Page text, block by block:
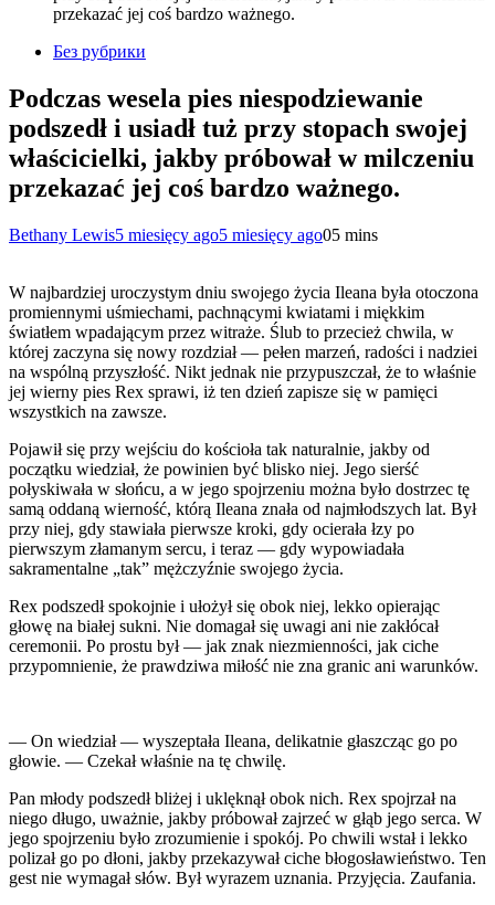
przekazać jej coś bardzo ważnego.
Без рубрики
Podczas wesela pies niespodziewanie
podszedł i usiadł tuż przy stopach swojej
właścicielki, jakby próbował w milczeniu
przekazać jej coś bardzo ważnego.
Bethany Lewis5 miesięcy ago5 miesięcy ago05 mins
W najbardziej uroczystym dniu swojego życia Ileana była otoczona
promiennymi uśmiechami, pachnącymi kwiatami i miękkim
światłem wpadającym przez witraże. Ślub to przecież chwila, w
której zaczyna się nowy rozdział — pełen marzeń, radości i nadziei
na wspólną przyszłość. Nikt jednak nie przypuszczał, że to właśnie
jej wierny pies Rex sprawi, iż ten dzień zapisze się w pamięci
wszystkich na zawsze.
Pojawił się przy wejściu do kościoła tak naturalnie, jakby od
początku wiedział, że powinien być blisko niej. Jego sierść
połyskiwała w słońcu, a w jego spojrzeniu można było dostrzec tę
samą oddaną wierność, którą Ileana znała od najmłodszych lat. Był
przy niej, gdy stawiała pierwsze kroki, gdy ocierała łzy po
pierwszym złamanym sercu, i teraz — gdy wypowiadała
sakramentalne „tak” mężczyźnie swojego życia.
Rex podszedł spokojnie i ułożył się obok niej, lekko opierając
głowę na białej sukni. Nie domagał się uwagi ani nie zakłócał
ceremonii. Po prostu był — jak znak niezmienności, jak ciche
przypomnienie, że prawdziwa miłość nie zna granic ani warunków.
— On wiedział — wyszeptała Ileana, delikatnie głaszcząc go po
głowie. — Czekał właśnie na tę chwilę.
Pan młody podszedł bliżej i uklęknął obok nich. Rex spojrzał na
niego długo, uważnie, jakby próbował zajrzeć w głąb jego serca. W
jego spojrzeniu było zrozumienie i spokój. Po chwili wstał i lekko
polizał go po dłoni, jakby przekazywał ciche błogosławieństwo. Ten
gest nie wymagał słów. Był wyrazem uznania. Przyjęcia. Zaufania.